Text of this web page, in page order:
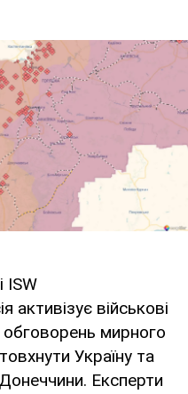
ISW
військові
обговорень мирного
Україну та
Експерти